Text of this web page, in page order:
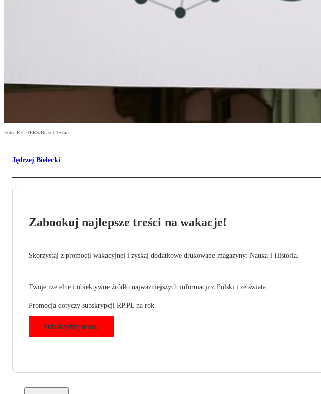
Foto: REUTERS/Benoit Tessier
Jędrzej Bielecki
Zabookuj najlepsze treści na wakacje!
Skorzystaj z promocji wakacyjnej i zyskaj dodatkowe drukowane magazyny: Nauka i Historia.
Twoje rzetelne i obiektywne źródło najważniejszych informacji z Polski i ze świata.
Promocja dotyczy subskrypcji RP.PL na rok.
Subskrybuj teraz!